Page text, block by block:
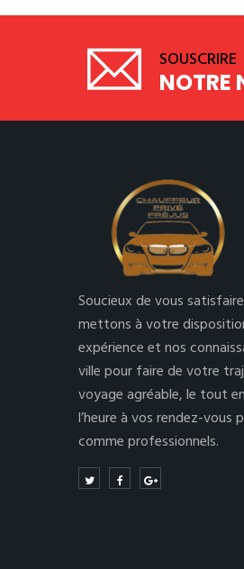
SOUSCRIRE
NOTRE
Soucieux de vous
mettons à votre
expérience et nos
ville pour faire de votre
voyage agréable, le tout
l’heure à vos rendez-vous
comme professionnels.